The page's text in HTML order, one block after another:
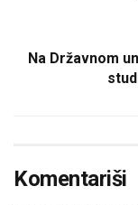
Na Državnom
Komentariši